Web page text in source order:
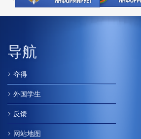
导航
夺得
外国学生
反馈
网站地图